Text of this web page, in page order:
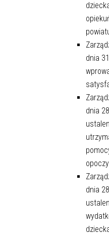
dnia
dnia
dnia